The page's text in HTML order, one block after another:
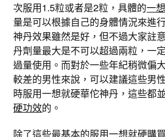
次服用1.5粒或者是2粒，具體的一
量是可以根據自己的身體情況來進
神丹效果雖然是好，但不過大家註
丹劑量最大是不可以超過兩粒，一
過量使用。而對於一些年紀稍微偏
較差的男性來說，可以建議這些男
時服用一想就硬華佗神丹，這些都
硬功效的。
除了這些最基本的服用一想就硬購